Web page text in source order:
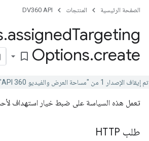
الصفحة الرئيسية المنتجات DV360 API
.assignedTargeting
Options.create
bookmark_border
تم إيقاف الإصدار 1 من "مساحة العرض والفيديو 360 API".
تعمل هذه السياسة على ضبط خيار استهداف
طلب HTTP